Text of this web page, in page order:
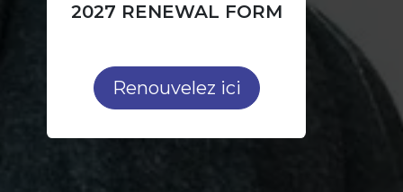
2027 RENEWAL FORM
Renouvelez ici